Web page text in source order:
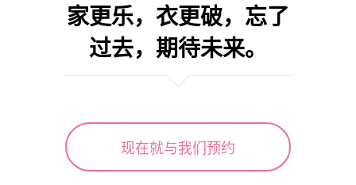
家更乐，衣更破，忘了
过去，期待未来。
现在就与我们预约